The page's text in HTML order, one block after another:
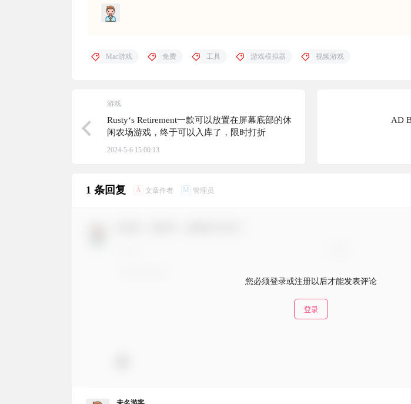
Mac游戏 免费 工具 游戏模拟器 视频游戏
游戏
Rusty‘s Retirement一款可以放置在屏幕底部的休
闲农场游戏，终于可以入库了，限时打折
2024-5-6 15:00:13
AD
1 条回复 A 文章作者 M 管理员
您必须登录或注册以后才能发表评论
登录